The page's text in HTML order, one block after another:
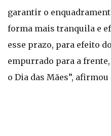
garantir o
forma mais tranquila e
esse prazo, para efeito
empurrado para a
o Dia das Mães”,